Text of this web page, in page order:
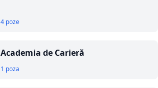
4 poze
Academia de Carieră
1 poza